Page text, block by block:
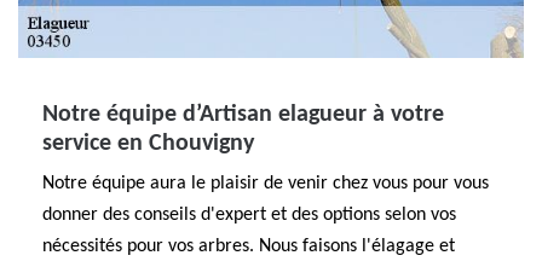
Notre équipe d’Artisan elagueur à votre
service en Chouvigny
Notre équipe aura le plaisir de venir chez vous pour vous
donner des conseils d'expert et des options selon vos
nécessités pour vos arbres. Nous faisons l'élagage et